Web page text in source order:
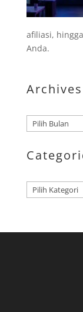
afiliasi,
Anda.
Archives
Arsip
Kategori